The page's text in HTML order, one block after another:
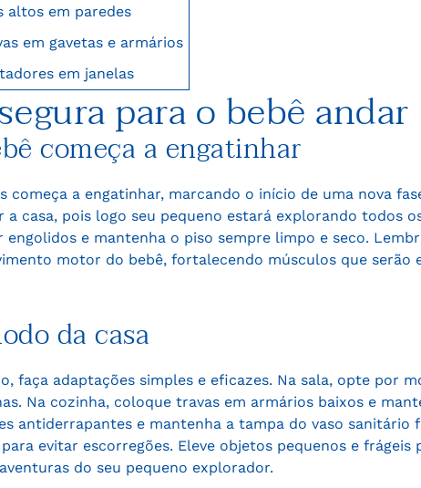
altos em paredes
em gavetas e armários
em janelas
para o bebê andar
começa a engatinhar
começa a engatinhar, marcando o início de uma nova
casa, pois logo seu pequeno estará explorando todos
e mantenha o piso sempre limpo e seco.
motor do bebê, fortalecendo músculos que serão
da casa
faça adaptações simples e eficazes. Na sala, opte por
Na cozinha, coloque travas em armários baixos e
antiderrapantes e mantenha a tampa do vaso sanitário
evitar escorregões. Eleve objetos pequenos e frágeis
do seu pequeno explorador.